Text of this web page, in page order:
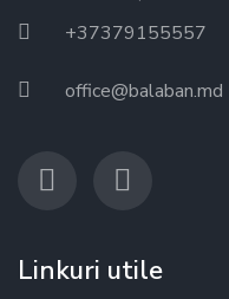
+37379155557
office@balaban.md
Linkuri utile